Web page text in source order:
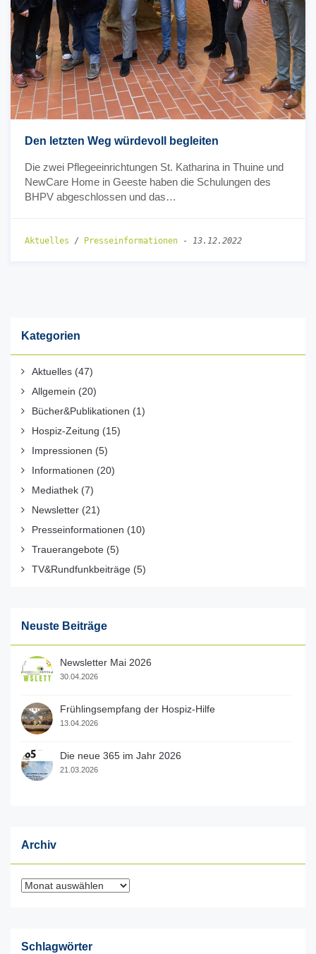
Den letzten Weg würdevoll begleiten
Die zwei Pflegeeinrichtungen St. Katharina in Thuine und
NewCare Home in Geeste haben die Schulungen des
BHPV abgeschlossen und das…
Aktuelles / Presseinformationen - 13.12.2022
Kategorien
Aktuelles (47)
Allgemein (20)
Bücher&Publikationen (1)
Hospiz-Zeitung (15)
Impressionen (5)
Informationen (20)
Mediathek (7)
Newsletter (21)
Presseinformationen (10)
Trauerangebote (5)
TV&Rundfunkbeiträge (5)
Neuste Beiträge
Newsletter Mai 2026
30.04.2026
Frühlingsempfang der Hospiz-Hilfe
13.04.2026
Die neue 365 im Jahr 2026
21.03.2026
Archiv
Archiv
Schlagwörter